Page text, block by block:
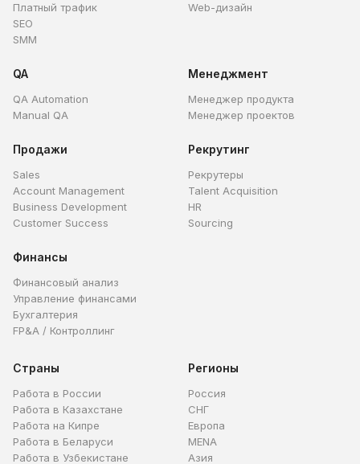
Платный трафик
SEO
SMM
Web-дизайн
QA
QA Automation
Manual QA
Менеджмент
Менеджер продукта
Менеджер проектов
Продажи
Sales
Account Management
Business Development
Customer Success
Рекрутинг
Рекрутеры
Talent Acquisition
HR
Sourcing
Финансы
Финансовый анализ
Управление финансами
Бухгалтерия
FP&A / Контроллинг
Страны
Работа в России
Работа в Казахстане
Работа на Кипре
Работа в Беларуси
Работа в Узбекистане
Регионы
Россия
СНГ
Европа
MENA
Азия